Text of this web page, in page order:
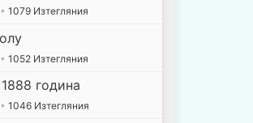
• 1079 Изтегляния
• 1052 Изтегляния
година
• 1046 Изтегляния